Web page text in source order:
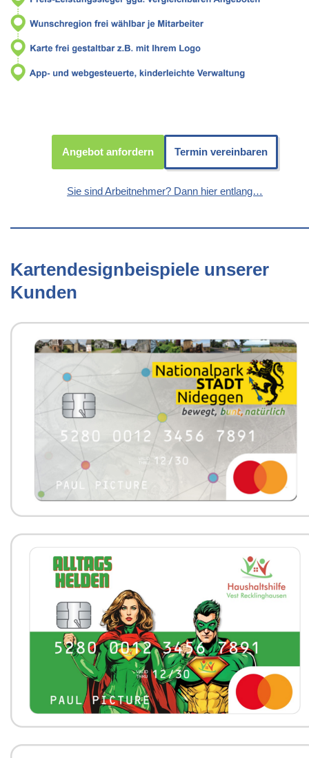
Angebot anfordern Termin vereinbaren
Sie sind Arbeitnehmer? Dann hier entlang…
Kartendesignbeispiele unserer
Kunden